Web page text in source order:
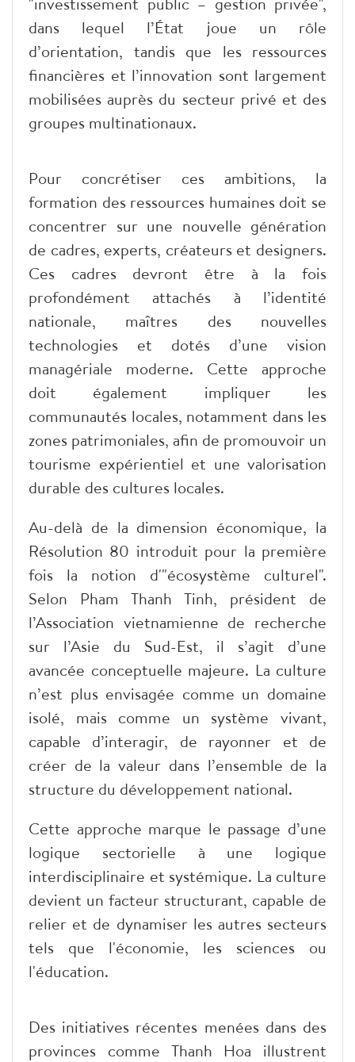
dans lequel l’État joue un rôle
d’orientation, tandis que les ressources
financières et l’innovation sont largement
mobilisées auprès du secteur privé et des
groupes multinationaux.
Pour concrétiser ces ambitions, la
formation des ressources humaines doit se
concentrer sur une nouvelle génération
de cadres, experts, créateurs et designers.
Ces cadres devront être à la fois
profondément attachés à l’identité
nationale, maîtres des nouvelles
technologies et dotés d’une vision
managériale moderne. Cette approche
doit également impliquer les
communautés locales, notamment dans les
zones patrimoniales, afin de promouvoir un
tourisme expérientiel et une valorisation
durable des cultures locales.
​Au-delà de la dimension économique, la
Résolution 80 introduit pour la première
fois la notion d'"écosystème culturel".
Selon Pham Thanh Tinh, président de
l’Association vietnamienne de recherche
sur l’Asie du Sud-Est, il s’agit d’une
avancée conceptuelle majeure. La culture
n’est plus envisagée comme un domaine
isolé, mais comme un système vivant,
capable d’interagir, de rayonner et de
créer de la valeur dans l’ensemble de la
structure du développement national.
​Cette approche marque le passage d’une
logique sectorielle à une logique
interdisciplinaire et systémique. La culture
devient un facteur structurant, capable de
relier et de dynamiser les autres secteurs
tels que l'économie, les sciences ou
l'éducation.
​Des initiatives récentes menées dans des
provinces comme Thanh Hoa illustrent